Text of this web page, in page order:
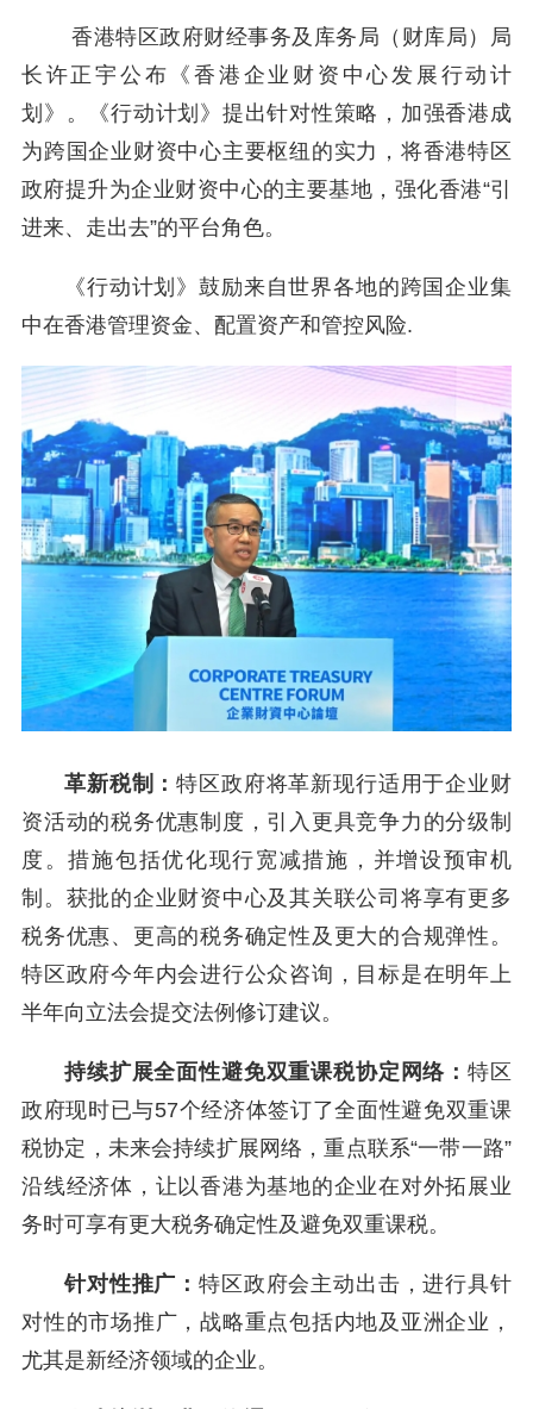
香港特区政府财经事务及库务局（财库局）局
长许正宇公布《香港企业财资中心发展行动计
划》。《行动计划》提出针对性策略，加强香港成
为跨国企业财资中心主要枢纽的实力，将香港特区
政府提升为企业财资中心的主要基地，强化香港“引
进来、走出去”的平台角色。
《行动计划》鼓励来自世界各地的跨国企业集
中在香港管理资金、配置资产和管控风险.
革新税制：特区政府将革新现行适用于企业财
资活动的税务优惠制度，引入更具竞争力的分级制
度。措施包括优化现行宽减措施，并增设预审机
制。获批的企业财资中心及其关联公司将享有更多
税务优惠、更高的税务确定性及更大的合规弹性。
特区政府今年内会进行公众咨询，目标是在明年上
半年向立法会提交法例修订建议。
持续扩展全面性避免双重课税协定网络：特区
政府现时已与57个经济体签订了全面性避免双重课
税协定，未来会持续扩展网络，重点联系“一带一路”
沿线经济体，让以香港为基地的企业在对外拓展业
务时可享有更大税务确定性及避免双重课税。
针对性推广：特区政府会主动出击，进行具针
对性的市场推广，战略重点包括内地及亚洲企业，
尤其是新经济领域的企业。